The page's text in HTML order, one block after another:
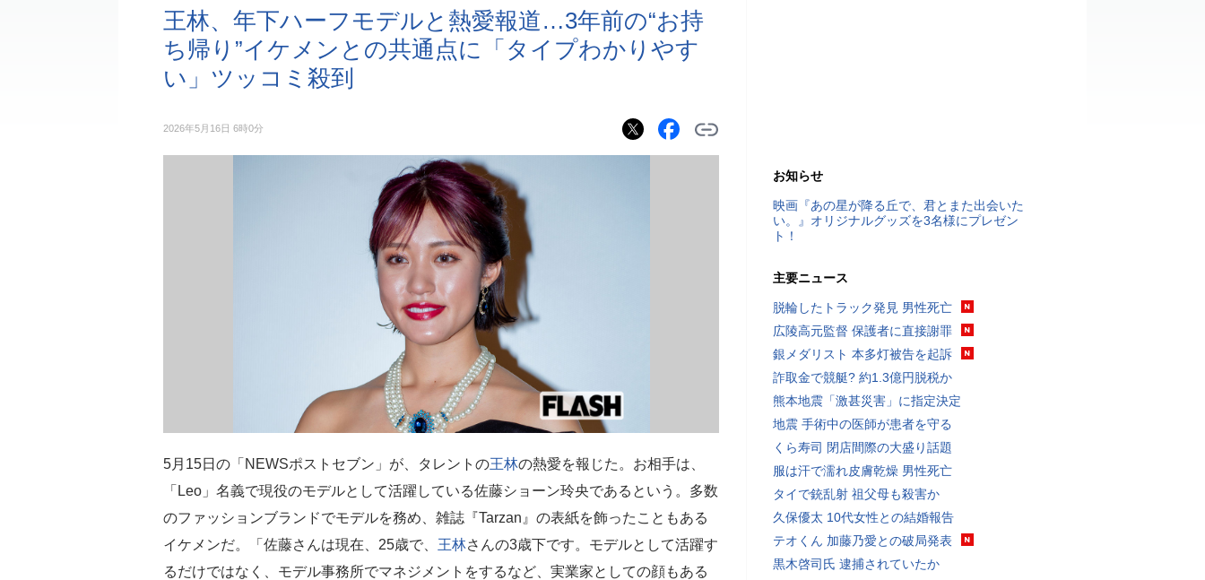
王林、年下ハーフモデルと熱愛報道…3年前の“お持
ち帰り”イケメンとの共通点に「タイプわかりやす
い」ツッコミ殺到
2026年5月16日 6時0分
5月15日の「NEWSポストセブン」が、タレントの王林の熱愛を報じた。お相手は、
「Leo」名義で現役のモデルとして活躍している佐藤ショーン玲央であるという。多数
のファッションブランドでモデルを務め、雑誌『Tarzan』の表紙を飾ったこともある
イケメンだ。「佐藤さんは現在、25歳で、 王林さんの3歳下です。モデルとして活躍す
るだけではなく、モデル事務所でマネジメントをするなど、実業家としての顔もある
お知らせ
映画『あの星が降る丘で、君とまた出会いた
い。』オリジナルグッズを3名様にプレゼン
ト！
主要ニュース
脱輪したトラック発見 男性死亡
広陵高元監督 保護者に直接謝罪
銀メダリスト 本多灯被告を起訴
詐取金で競艇? 約1.3億円脱税か
熊本地震「激甚災害」に指定決定
地震 手術中の医師が患者を守る
くら寿司 閉店間際の大盛り話題
服は汗で濡れ皮膚乾燥 男性死亡
タイで銃乱射 祖父母も殺害か
久保優太 10代女性との結婚報告
テオくん 加藤乃愛との破局発表
黒木啓司氏 逮捕されていたか